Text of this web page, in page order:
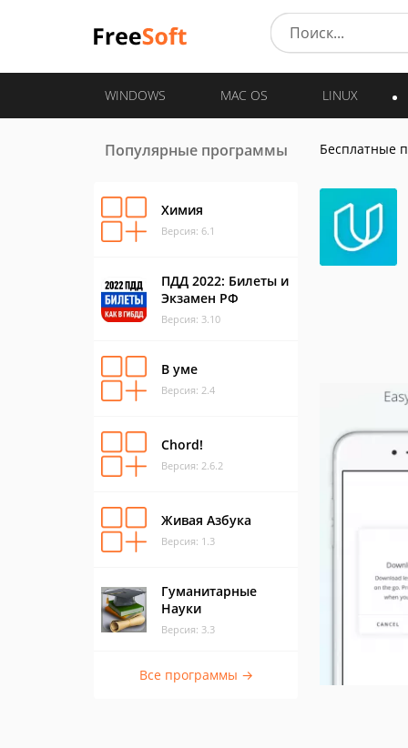
WINDOWS MAC OS LINUX
Популярные программы
Химия
Версия: 6.1
ПДД 2022: Билеты и
Экзамен РФ
Версия: 3.10
В уме
Версия: 2.4
Chord!
Версия: 2.6.2
Живая Азбука
Версия: 1.3
Гуманитарные
Науки
Версия: 3.3
Все программы →
Бесплатные